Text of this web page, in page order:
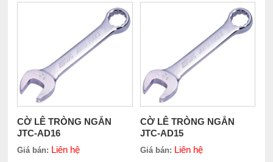
CỜ LÊ TRÒNG NGẮN
JTC-AD16
Giá bán: Liên hệ
CỜ LÊ TRÒNG NGẮN
JTC-AD15
Giá bán: Liên hệ